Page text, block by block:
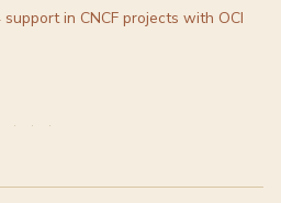
in CNCF projects with OCI